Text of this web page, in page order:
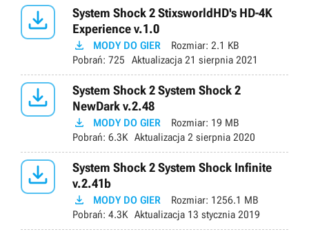

System Shock 2 StixsworldHD's HD-4K
Experience v.1.0
 MODY DO GIER Rozmiar: 2.1 KB
Pobrań: 725 Aktualizacja 21 sierpnia 2021

System Shock 2 System Shock 2
NewDark v.2.48
 MODY DO GIER Rozmiar: 19 MB
Pobrań: 6.3K Aktualizacja 2 sierpnia 2020

System Shock 2 System Shock Infinite
v.2.41b
 MODY DO GIER Rozmiar: 1256.1 MB
Pobrań: 4.3K Aktualizacja 13 stycznia 2019